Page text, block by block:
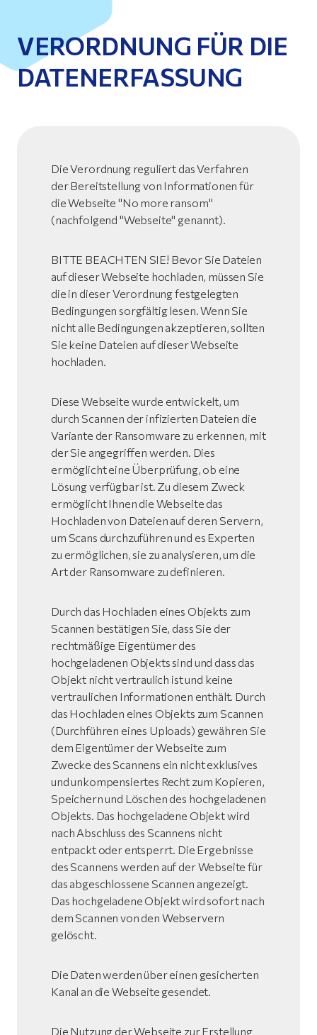
VERORDNUNG FÜR DIE
DATENERFASSUNG
Die Verordnung reguliert das Verfahren
der Bereitstellung von Informationen für
die Webseite "No more ransom"
(nachfolgend "Webseite" genannt).
BITTE BEACHTEN SIE! Bevor Sie Dateien
auf dieser Webseite hochladen, müssen Sie
die in dieser Verordnung festgelegten
Bedingungen sorgfältig lesen. Wenn Sie
nicht alle Bedingungen akzeptieren, sollten
Sie keine Dateien auf dieser Webseite
hochladen.
Diese Webseite wurde entwickelt, um
durch Scannen der infizierten Dateien die
Variante der Ransomware zu erkennen, mit
der Sie angegriffen werden. Dies
ermöglicht eine Überprüfung, ob eine
Lösung verfügbar ist. Zu diesem Zweck
ermöglicht Ihnen die Webseite das
Hochladen von Dateien auf deren Servern,
um Scans durchzuführen und es Experten
zu ermöglichen, sie zu analysieren, um die
Art der Ransomware zu definieren.
Durch das Hochladen eines Objekts zum
Scannen bestätigen Sie, dass Sie der
rechtmäßige Eigentümer des
hochgeladenen Objekts sind und dass das
Objekt nicht vertraulich ist und keine
vertraulichen Informationen enthält. Durch
das Hochladen eines Objekts zum Scannen
(Durchführen eines Uploads) gewähren Sie
dem Eigentümer der Webseite zum
Zwecke des Scannens ein nicht exklusives
und unkompensiertes Recht zum Kopieren,
Speichern und Löschen des hochgeladenen
Objekts. Das hochgeladene Objekt wird
nach Abschluss des Scannens nicht
entpackt oder entsperrt. Die Ergebnisse
des Scannens werden auf der Webseite für
das abgeschlossene Scannen angezeigt.
Das hochgeladene Objekt wird sofort nach
dem Scannen von den Webservern
gelöscht.
Die Daten werden über einen gesicherten
Kanal an die Webseite gesendet.
Die Nutzung der Webseite zur Erstellung